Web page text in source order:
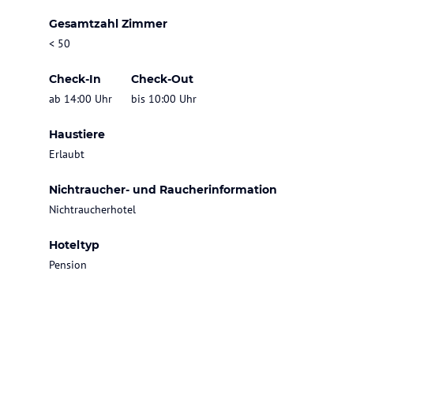
Gesamtzahl Zimmer
< 50
Check-In
ab 14:00 Uhr
Check-Out
bis 10:00 Uhr
Haustiere
Erlaubt
Nichtraucher- und Raucherinformation
Nichtraucherhotel
Hoteltyp
Pension